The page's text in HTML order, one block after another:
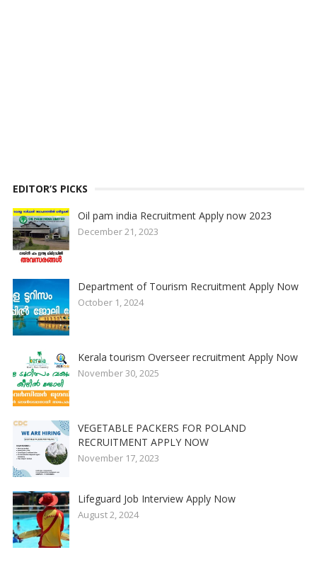
EDITOR’S PICKS
Oil pam india Recruitment Apply now 2023
December 21, 2023
Department of Tourism Recruitment Apply Now
October 1, 2024
Kerala tourism Overseer recruitment Apply Now
November 30, 2025
VEGETABLE PACKERS FOR POLAND
RECRUITMENT APPLY NOW
November 17, 2023
Lifeguard Job Interview Apply Now
August 2, 2024